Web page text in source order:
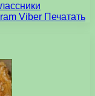
Viber Печатать